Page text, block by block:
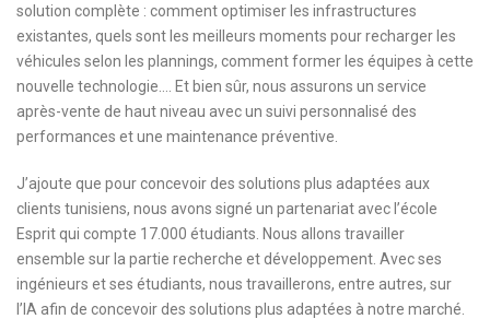
solution complète : comment optimiser les infrastructures
existantes, quels sont les meilleurs moments pour recharger les
véhicules selon les plannings, comment former les équipes à cette
nouvelle technologie…. Et bien sûr, nous assurons un service
après-vente de haut niveau avec un suivi personnalisé des
performances et une maintenance préventive.
J’ajoute que pour concevoir des solutions plus adaptées aux
clients tunisiens, nous avons signé un partenariat avec l’école
Esprit qui compte 17.000 étudiants. Nous allons travailler
ensemble sur la partie recherche et développement. Avec ses
ingénieurs et ses étudiants, nous travaillerons, entre autres, sur
l’IA afin de concevoir des solutions plus adaptées à notre marché.